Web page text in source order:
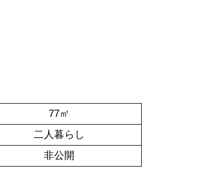
77㎡
二人暮らし
非公開